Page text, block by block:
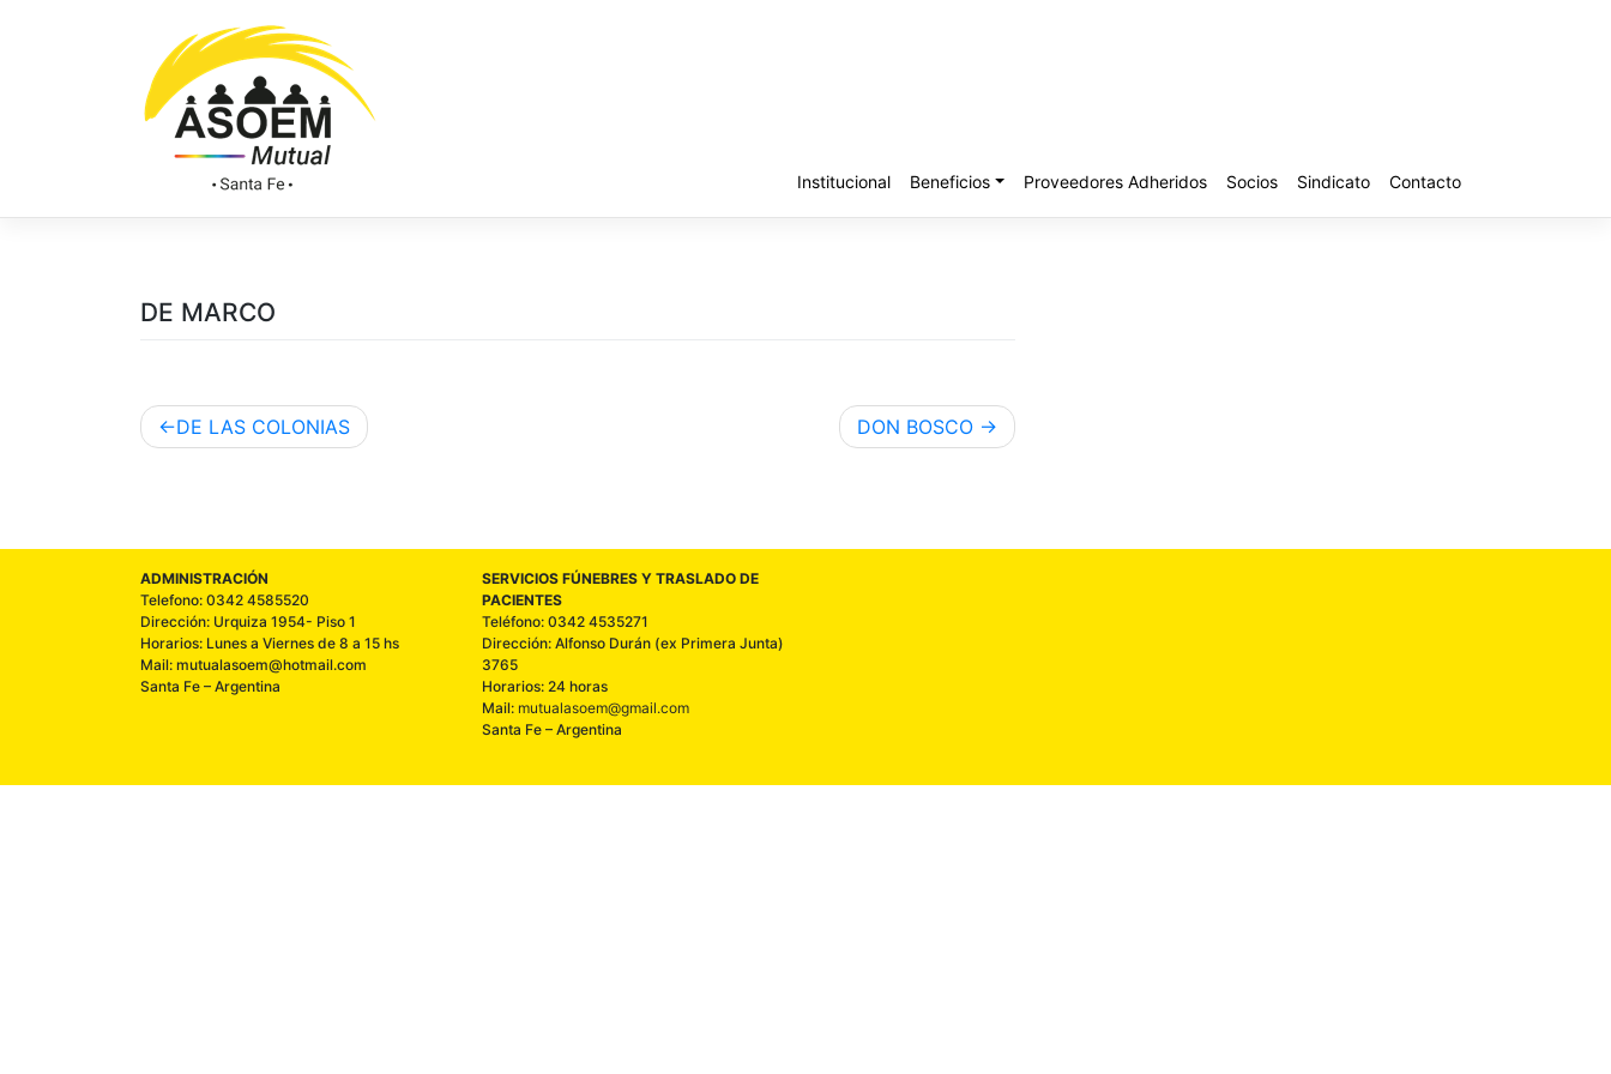
Institucional Beneficios Proveedores Adheridos Socios Sindicato Contacto
DE MARCO
DE LAS COLONIAS DON BOSCO
ADMINISTRACIÓN
Telefono: 0342 4585520
Dirección: Urquiza 1954- Piso 1
Horarios: Lunes a Viernes de 8 a 15 hs
Mail: mutualasoem@hotmail.com
Santa Fe – Argentina
SERVICIOS FÚNEBRES Y TRASLADO DE
PACIENTES
Teléfono: 0342 4535271
Dirección: Alfonso Durán (ex Primera Junta)
3765
Horarios: 24 horas
Mail: mutualasoem@gmail.com
Santa Fe – Argentina